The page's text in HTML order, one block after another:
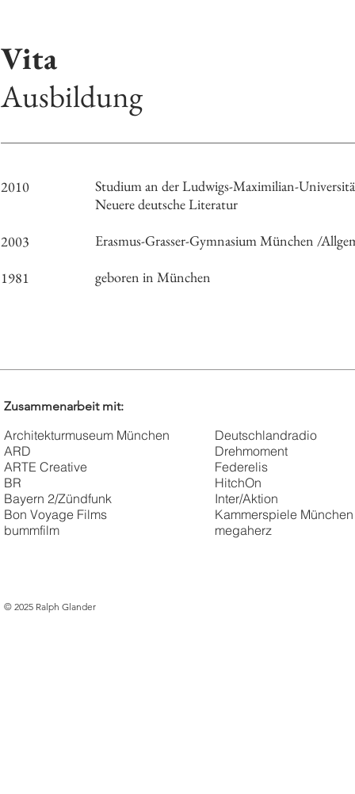
Ausbildung
Vita
Studium an der Ludwigs-Maximilian-
Neuere deutsche Literatur
Erasmus-Grasser-Gymnasium München /
geboren in München
2010
2003
1981
Zusammenarbeit mit:
Architekturmuseum München
ARD
ARTE Creative
BR
Bayern 2/Zündfunk
Bon Voyage Films
bummfilm
Deutschlandradio
Drehmoment
Federelis
HitchOn
Inter/Aktion
Kammerspiele München
megaherz
© 2025 Ralph Glander